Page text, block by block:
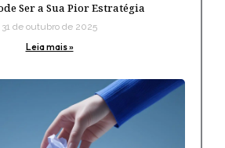
Ser a Sua Pior Estratégia
31 de outubro de 2025
Leia mais »